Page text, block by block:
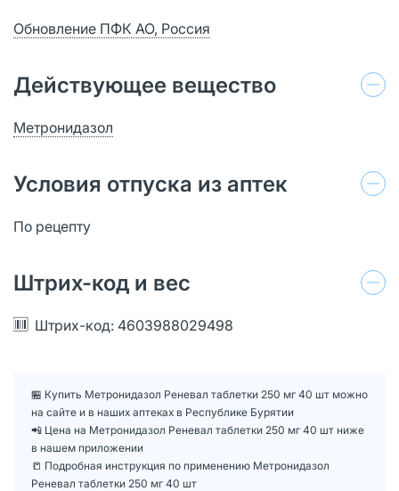
Обновление ПФК АО, Россия
Действующее вещество
Метронидазол
Условия отпуска из аптек
По рецепту
Штрих-код и вес
Штрих-код: 4603988029498
🏪 Купить Метронидазол Реневал таблетки 250 мг 40 шт можно
на сайте и в наших аптеках в Республике Бурятии
📲 Цена на Метронидазол Реневал таблетки 250 мг 40 шт ниже
в нашем приложении
📒 Подробная инструкция по применению Метронидазол
Реневал таблетки 250 мг 40 шт